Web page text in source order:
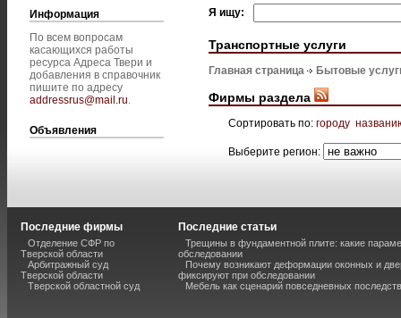
Информация
По всем вопросам
касающихся работы
ресурса Адреса Твери и
добавления в справочник
пишите по адресу
addressrus@mail.ru.
Объявления
Я ищу:
Транспортные услуги
Главная страница Бытовые
Фирмы раздела
Сортировать по: городу
Выберите регион:
Последние фирмы
Отделение СФР по
Тверской области
Арбитражный суд
Тверской области
Тверской областной суд
Последние статьи
Трещины в фундаментной плите: какие
обследовании
Почему возникают деформации оконных и
фиксируют при обследовании
Мебель как сценарий повседневных